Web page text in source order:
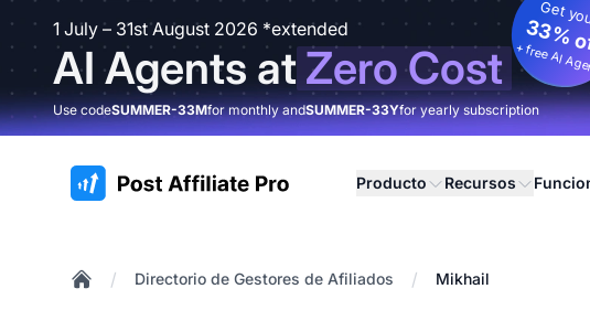
1 July – 31st August 2026 *extended
AI Agents atZero Cost
Get
33%
+ free AI
Use codeSUMMER-33Mfor monthly andSUMMER-33Yfor yearly subscription
:site.title Producto Recursos
/ Directorio de Gestores de Afiliados / Mikhail